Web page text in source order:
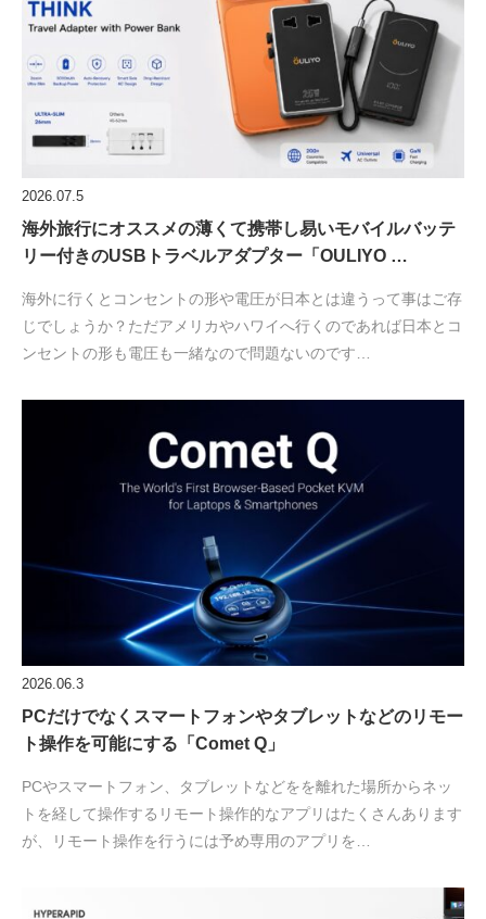
2026.07.5
海外旅行にオススメの薄くて携帯し易いモバイルバッテ
リー付きのUSBトラベルアダプター「OULIYO …
海外に行くとコンセントの形や電圧が日本とは違うって事はご存
じでしょうか？ただアメリカやハワイへ行くのであれば日本とコ
ンセントの形も電圧も一緒なので問題ないのです…
2026.06.3
PCだけでなくスマートフォンやタブレットなどのリモー
ト操作を可能にする「Comet Q」
PCやスマートフォン、タブレットなどをを離れた場所からネッ
トを経して操作するリモート操作的なアプリはたくさんあります
が、リモート操作を行うには予め専用のアプリを…